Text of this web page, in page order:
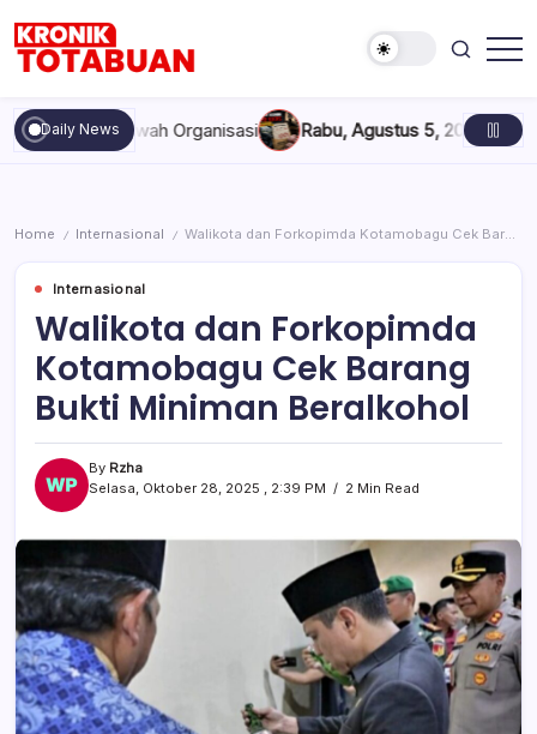
content
Totabuan
hari
ini
Kronik
Daily News
Marwah Organisasi Rabu, Agustus 5, 2026 , 11:44 AM Anak
Home / Internasional / Walikota dan Forkopimda Kotamobagu Cek Barang Bukti Miniman Beralkohol
Internasional
Walikota dan Forkopimda
Kotamobagu Cek Barang
Bukti Miniman Beralkohol
By Rzha
Selasa, Oktober 28, 2025 , 2:39 PM
2 Min Read